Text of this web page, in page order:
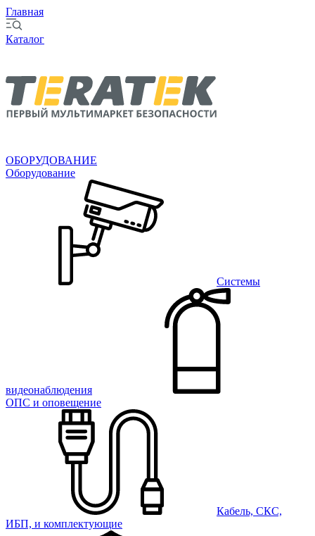
Главная
Каталог
ОБОРУДОВАНИЕ
Оборудование
Системы
видеонаблюдения
ОПС и оповещение
Кабель, СКС,
ИБП, и комплектующие